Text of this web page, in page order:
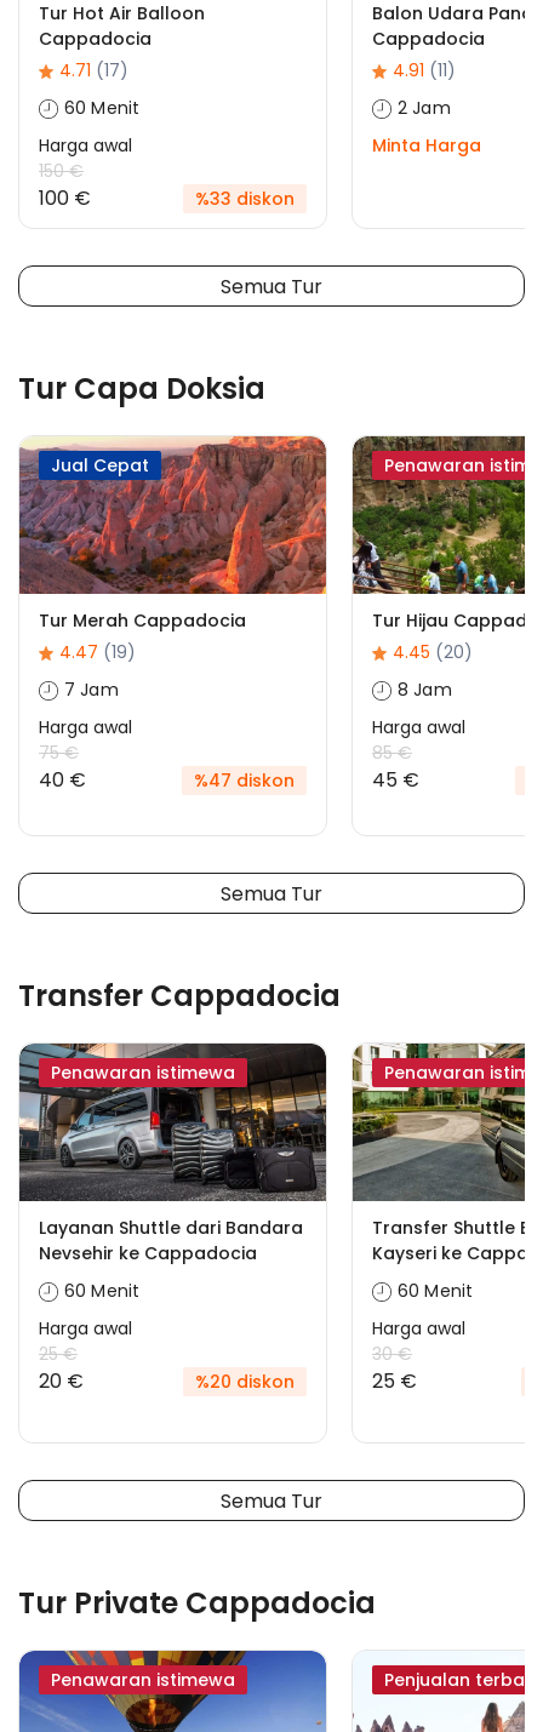
Tur Hot Air Balloon
Cappadocia
4.71 (17)
60 Menit
Harga awal
150 €
100 € %33 diskon
Balon Udara
Cappadocia
4.91 (11)
2 Jam
Minta Harga
Semua Tur
Tur Capa Doksia
Jual Cepat
Tur Merah Cappadocia
4.47 (19)
7 Jam
Harga awal
75 €
40 € %47 diskon
Penawaran
Tur Hijau
4.45 (20)
8 Jam
Harga awal
85 €
45 €
Semua Tur
Transfer Cappadocia
Penawaran istimewa
Layanan Shuttle dari Bandara
Nevsehir ke Cappadocia
60 Menit
Harga awal
25 €
20 € %20 diskon
Penawaran
Transfer Shuttle
Kayseri ke
60 Menit
Harga awal
30 €
25 €
Semua Tur
Tur Private Cappadocia
Penawaran istimewa Penjualan terbaik